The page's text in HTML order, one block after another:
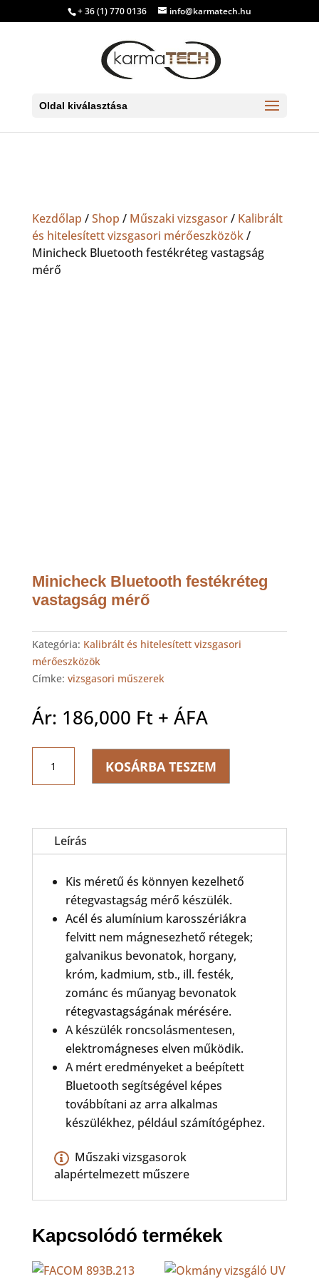
+ 36 (1) 770 0136 info@karmatech.hu
Oldal kiválasztása
Kezdőlap /Shop / Műszaki vizsgasor/ Kalibrált
és hitelesített vizsgasori mérőeszközök/
Minicheck Bluetooth festékréteg vastagság
mérő
Minicheck Bluetooth festékréteg
vastagság mérő
Kategória: Kalibrált és hitelesített vizsgasori
mérőeszközök
Címke: vizsgasori műszerek
Ár: 186,000 Ft + ÁFA
Bluetooth
festékréteg
mennyiség
KOSÁRBA TESZEM
Leírás
Kis méretű és könnyen kezelhető
rétegvastagság mérő készülék.
Acél és alumínium karosszériákra
felvitt nem mágnesezhető rétegek;
galvanikus bevonatok, horgany,
króm, kadmium, stb., ill. festék,
zománc és műanyag bevonatok
rétegvastagságának mérésére.
A készülék roncsolásmentesen,
elektromágneses elven működik.
A mért eredményeket a beépített
Bluetooth segítségével képes
továbbítani az arra alkalmas
készülékhez, például számítógéphez.
Műszaki vizsgasorok
alapértelmezett műszere
Kapcsolódó termékek